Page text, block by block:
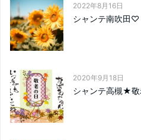
2022年8月16日
シャンテ南吹田♡
2020年9月18日
シャンテ高槻★敬